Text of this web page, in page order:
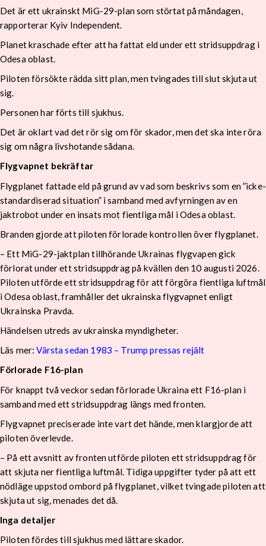
Det är ett ukrainskt MiG-29-plan som störtat på måndagen,
rapporterar Kyiv Independent.
Planet kraschade efter att ha fattat eld under ett stridsuppdrag i
Odesa oblast.
Piloten försökte rädda sitt plan, men tvingades till slut skjuta ut
sig.
Personen har förts till sjukhus.
Det är oklart vad det rör sig om för skador, men det ska inte röra
sig om några livshotande sådana.
Flygvapnet bekräftar
Flygplanet fattade eld på grund av vad som beskrivs som en ”icke-
standardiserad situation” i samband med avfyrningen av en
jaktrobot under en insats mot fientliga mål i Odesa oblast.
Branden gjorde att piloten förlorade kontrollen över flygplanet.
– Ett MiG-29-jaktplan tillhörande Ukrainas flygvapen gick
förlorat under ett stridsuppdrag på kvällen den 10 augusti 2026.
Piloten utförde ett stridsuppdrag för att förgöra fientliga luftmål
i Odesa oblast, framhåller det ukrainska flygvapnet enligt
Ukrainska Pravda.
Händelsen utreds av ukrainska myndigheter.
Läs mer:Värsta sedan 1983 – Trump pressas rejält
Förlorade F16-plan
För knappt två veckor sedan förlorade Ukraina ett F16-plan i
samband med ett stridsuppdrag längs med fronten.
Flygvapnet preciserade inte vart det hände, men klargjorde att
piloten överlevde.
– På ett avsnitt av fronten utförde piloten ett stridsuppdrag för
att skjuta ner fientliga luftmål. Tidiga uppgifter tyder på att ett
nödläge uppstod ombord på flygplanet, vilket tvingade piloten att
skjuta ut sig, menades det då.
Inga detaljer
Piloten fördes till sjukhus med lättare skador.